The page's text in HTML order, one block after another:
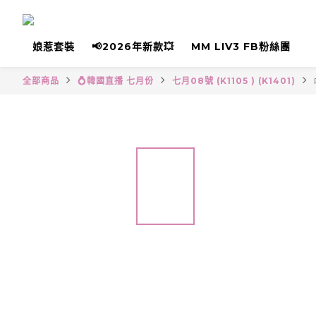
娘惹套裝 📢2026年新款💥 MM LIV3 FB粉絲團
全部商品 💍韓國直播 七月份 七月08號 (K1105 ) (K1401)